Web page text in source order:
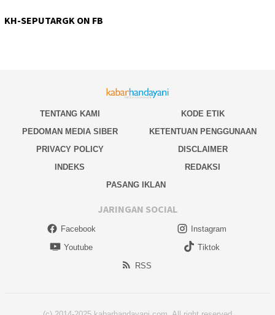
KH-SEPUTARGK ON FB
TENTANG KAMI
KODE ETIK
PEDOMAN MEDIA SIBER
KETENTUAN PENGGUNAAN
PRIVACY POLICY
DISCLAIMER
INDEKS
REDAKSI
PASANG IKLAN
JARINGAN SOCIAL
Facebook
Instagram
Youtube
Tiktok
RSS